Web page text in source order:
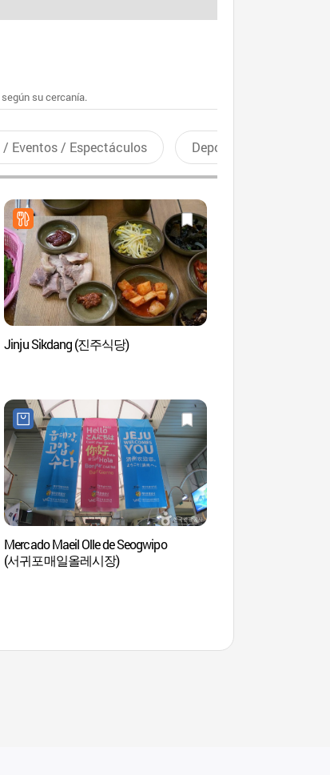
su cercanía.
/ Eventos / Espectáculos Deportes recreativos
Jinju Sikdang (진주식당)
Mercado Maeil Olle de Seogwipo
(서귀포매일올레시장)